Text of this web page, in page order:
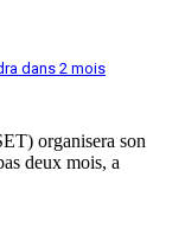
dans 2 mois
organisera son
deux mois, a